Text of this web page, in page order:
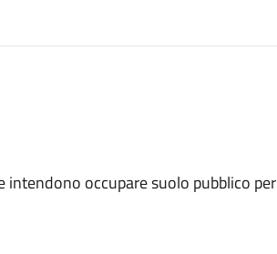
intendono occupare suolo pubblico per